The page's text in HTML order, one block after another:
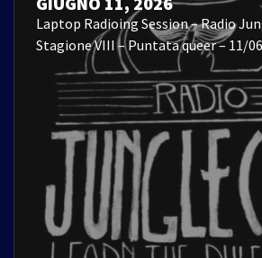
Laptop Radioing Session – Radio
Stagione VIII – Puntata queer – 11/